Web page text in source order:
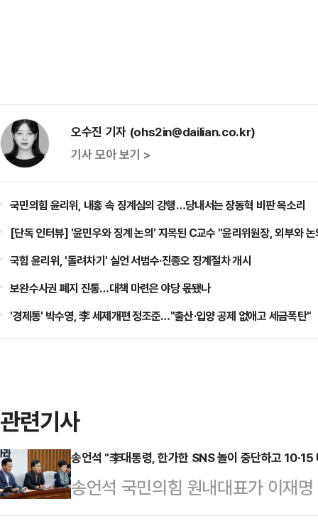
오수진 기자 (ohs2in@dailian.co.kr)
기사 모아 보기 >
국민의힘 윤리위, 내홍 속 징계심의 강행…당내서는 장동혁 비판 목소리
[단독 인터뷰] '윤민우와 징계 논의' 지목된 C교수 "윤리위원장, 외부와
국힘 윤리위, '돌려차기' 실언 서범수·진종오 징계절차 개시
보완수사권 폐지 진통…대책 마련은 야당 몫됐나
'경제통' 박수영, 李 세제개편 정조준…"출산·입양 공제 없애고 세금폭탄"
관련기사
송언석 "李대통령, 한가한 SNS 놀이 중단하고 10·15
송언석 국민의힘 원내대표가 이재
메시지를 내놓는 것과 관련 "한가